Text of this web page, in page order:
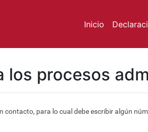
Inicio
los procesos
contacto, para lo cual debe escribir algún